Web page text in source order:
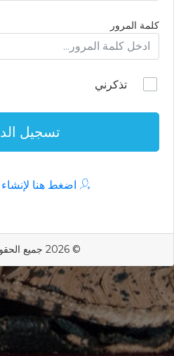
كلمة المرور
تذكرني
تسجيل
اضغط هنا
© 2026 جميع الحقوق محفوظة